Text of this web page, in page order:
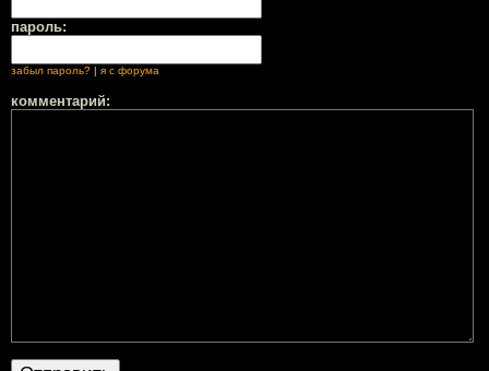
пароль:
забыл пароль? я с форума
комментарий: